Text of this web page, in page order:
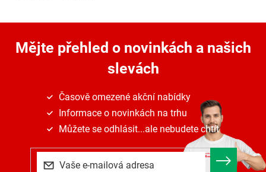
Mějte přehled o novinkách a našich
slevách
Časově omezené akční nabídky
Informace o novinkách na trhu
Můžete se odhlásit...ale nebudete chtít